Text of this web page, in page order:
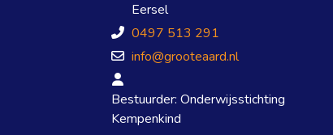
Eersel
0497 513 291
info@grooteaard.nl
Bestuurder: Onderwijsstichting
Kempenkind